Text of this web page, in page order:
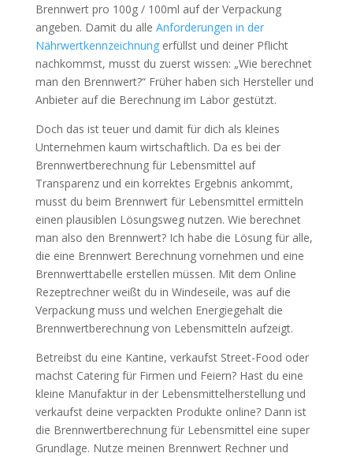
Brennwert pro 100g / 100ml auf der Verpackung
angeben. Damit du alle Anforderungen in der
Nährwertkennzeichnungerfüllst und deiner Pflicht
nachkommst, musst du zuerst wissen: „Wie berechnet
man den Brennwert?“ Früher haben sich Hersteller und
Anbieter auf die Berechnung im Labor gestützt.
Doch das ist teuer und damit für dich als kleines
Unternehmen kaum wirtschaftlich. Da es bei der
Brennwertberechnung für Lebensmittel auf
Transparenz und ein korrektes Ergebnis ankommt,
musst du beim Brennwert für Lebensmittel ermitteln
einen plausiblen Lösungsweg nutzen. Wie berechnet
man also den Brennwert? Ich habe die Lösung für alle,
die eine Brennwert Berechnung vornehmen und eine
Brennwerttabelle erstellen müssen. Mit dem Online
Rezeptrechner weißt du in Windeseile, was auf die
Verpackung muss und welchen Energiegehalt die
Brennwertberechnung von Lebensmitteln aufzeigt.
Betreibst du eine Kantine, verkaufst Street-Food oder
machst Catering für Firmen und Feiern? Hast du eine
kleine Manufaktur in der Lebensmittelherstellung und
verkaufst deine verpackten Produkte online? Dann ist
die Brennwertberechnung für Lebensmittel eine super
Grundlage. Nutze meinen Brennwert Rechner und